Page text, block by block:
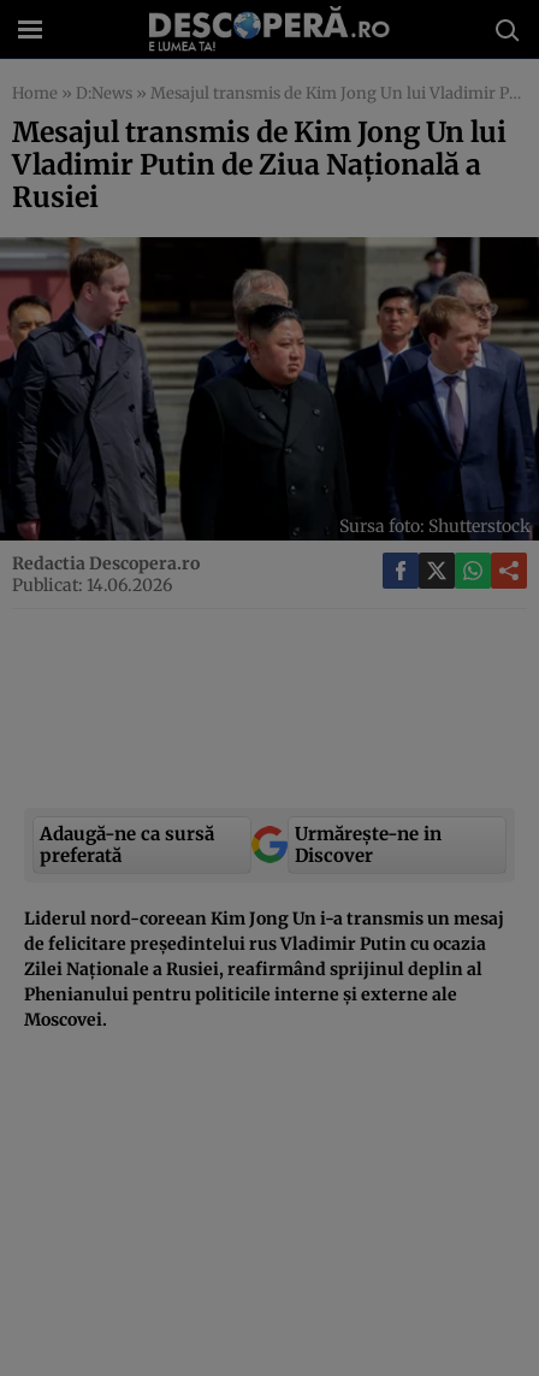
Home » D:News » Mesajul transmis de Kim Jong Un lui Vladimir Putin de Ziua Națională a Rusiei
Mesajul transmis de Kim Jong Un lui
Vladimir Putin de Ziua Națională a
Rusiei
Sursa foto: Shutterstock
Redactia Descopera.ro
Publicat: 14.06.2026
Adaugă-ne ca sursă
preferată
Urmărește-ne in
Discover
Liderul nord-coreean Kim Jong Un i-a transmis un mesaj
de felicitare președintelui rus Vladimir Putin cu ocazia
Zilei Naționale a Rusiei, reafirmând sprijinul deplin al
Phenianului pentru politicile interne și externe ale
Moscovei.